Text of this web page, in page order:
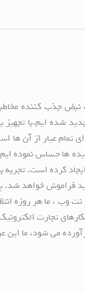
جذب کننده
شده ایم.با
تمام عیار از آن ها
ها حساس نموده
کرده است. تجربه
فراموش خواهد
نت وب ، ما هر روزه
تجارت
می شود، ما این